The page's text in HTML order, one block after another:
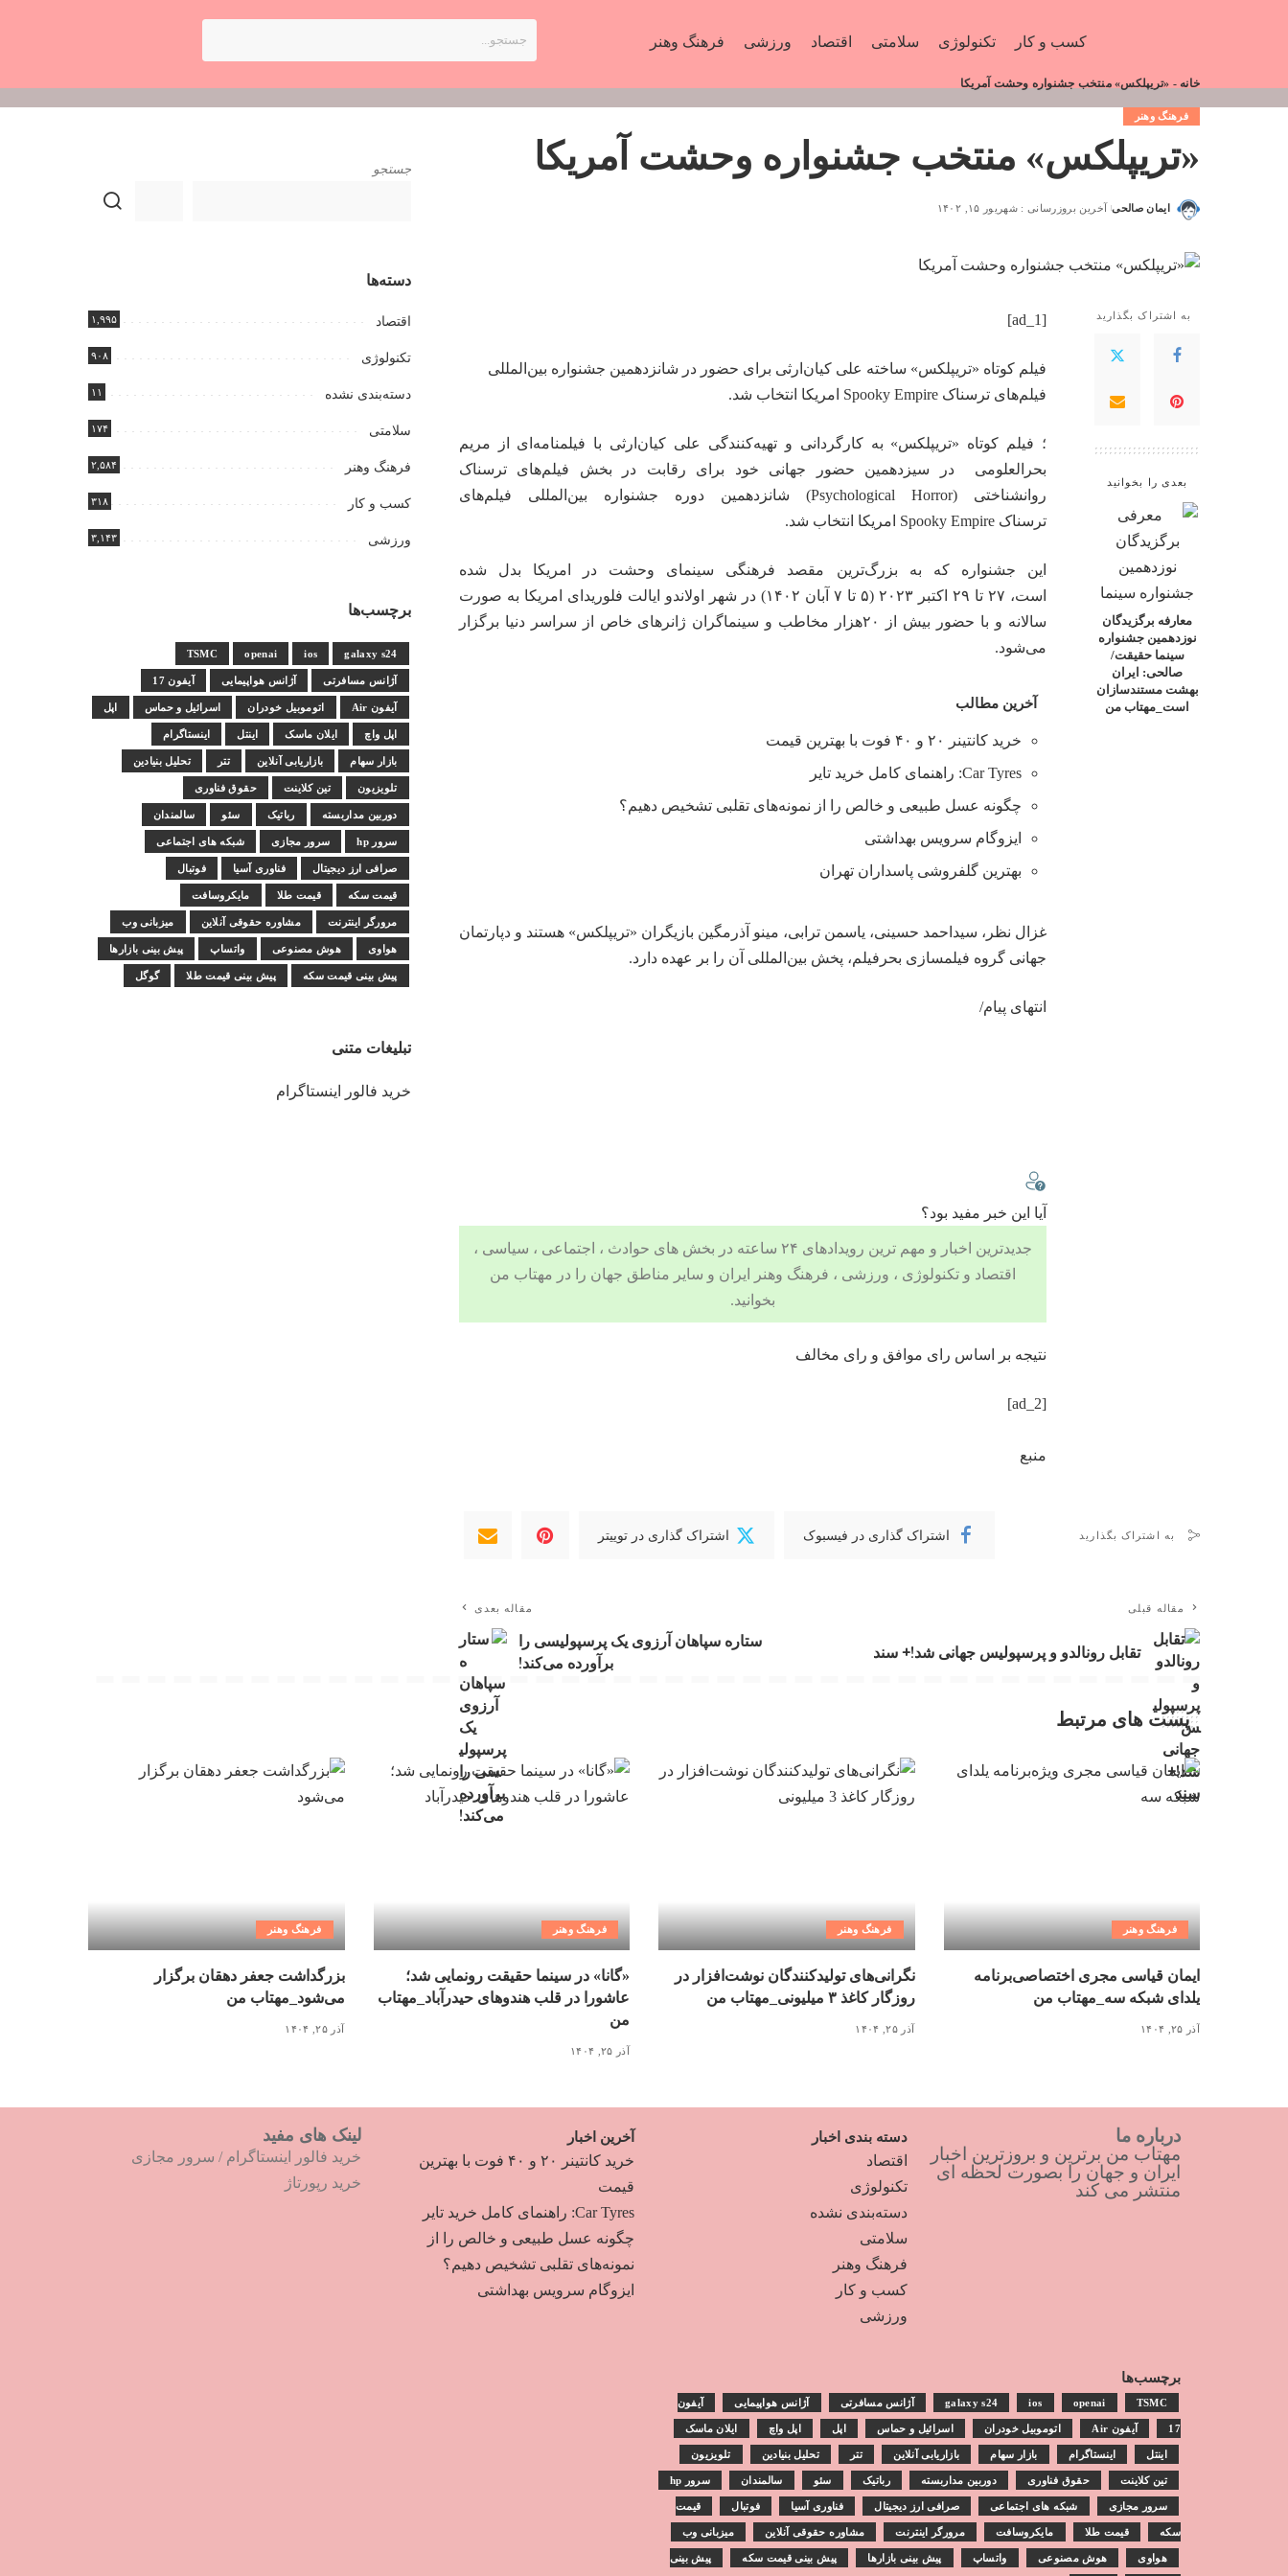
کسب و کار تکنولوژی سلامتی اقتصاد ورزشی فرهنگ وهنر
خانه - «تریپلکس» منتخب جشنواره وحشت آمریکا
فرهنگ وهنر
«تریپلکس» منتخب جشنواره وحشت آمریکا
ایمان صالحی آخرین بروزرسانی : شهریور ۱۵, ۱۴۰۲
به اشتراک بگذارید
بعدی را بخوانید
معارفه برگزیدگان
نوزدهمین جشنواره
سینما حقیقت/
صالحی: ایران
بهشت مستندسازان
است_مهتاب من
[ad_1]
فیلم کوتاه «تریپلکس» ساخته علی کیان‌ارثی برای حضور در شانزدهمین جشنواره بین‌المللی
فیلم‌های ترسناک Spooky Empire امریکا انتخاب شد.
؛ فیلم کوتاه «تریپلکس» به کارگردانی و تهیه‌کنندگی علی کیان‌ارثی با فیلمنامه‌ای از مریم
بحرالعلومی در سیزدهمین حضور جهانی خود برای رقابت در بخش فیلم‌های ترسناک
روانشناختی (Psychological Horror) شانزدهمین دوره جشنواره بین‌المللی فیلم‌های
ترسناک Spooky Empire امریکا انتخاب شد.
این جشنواره که به بزرگ‌ترین مقصد فرهنگی سینمای وحشت در امریکا بدل شده
است، ۲۷ تا ۲۹ اکتبر ۲۰۲۳ (۵ تا ۷ آبان ۱۴۰۲) در شهر اولاندو ایالت فلوریدای امریکا به صورت
سالانه و با حضور بیش از ۲۰هزار مخاطب و سینماگران ژانرهای خاص از سراسر دنیا برگزار
می‌شود.
آخرین مطالب
خرید کانتینر ۲۰ و ۴۰ فوت با بهترین قیمت
Car Tyres: راهنمای کامل خرید تایر
چگونه عسل طبیعی و خالص را از نمونه‌های تقلبی تشخیص دهیم؟
ایزوگام سرویس بهداشتی
بهترین گلفروشی پاسداران تهران
غزال نظر، سیداحمد حسینی، یاسمن ترابی، مینو آذرمگین بازیگران «تریپلکس» هستند و دپارتمان
جهانی گروه فیلمسازی بحرفیلم، پخش بین‌المللی آن را بر عهده دارد.
انتهای پیام/
آیا این خبر مفید بود؟
جدیدترین اخبار و مهم ترین رویدادهای ۲۴ ساعته در بخش های حوادث ، اجتماعی ، سیاسی ،
اقتصاد وتکنولوژی ، ورزشی ، فرهنگ وهنر ایران و سایر مناطق جهان را در مهتاب من
بخوانید.
نتیجه بر اساس رای موافق و رای مخالف
[ad_2]
منبع
به اشتراک بگذارید اشتراک گذاری در فیسبوک اشتراک گذاری در توییتر
مقاله قبلی
تقابل رونالدو و پرسپولیس جهانی شد!+ سند
مقاله بعدی
ستاره سپاهان آرزوی یک پرسپولیسی را
برآورده می‌کند!
جستجو
دسته‌ها
اقتصاد ۱,۹۹۵
تکنولوژی ۹۰۸
دسته‌بندی نشده ۱۱
سلامتی ۱۷۴
فرهنگ وهنر ۲,۵۸۴
کسب و کار ۳۱۸
ورزشی ۳,۱۴۳
برچسب‌ها
galaxy s24
ios
openai
TSMC
آژانس مسافرتی آژانس هواپیمایی آیفون 17
آیفون Air اتوموبیل خودران اسرائیل و حماس اپل
اپل واچ ایلان ماسک اینتل اینستاگرام
بازار سهام بازاریابی آنلاین تتر تحلیل بنیادین
تلویزیون تین کلاینت حقوق فناوری
دوربین مداربسته رباتیک سئو سالمندان
سرور hp سرور مجازی شبکه های اجتماعی
صرافی ارز دیجیتال فناوری آسیا فوتبال
قیمت سکه قیمت طلا مایکروسافت
مرورگر اینترنت مشاوره حقوقی آنلاین میزبانی وب
هواوی هوش مصنوعی واتساپ پیش بینی بازارها
پیش بینی قیمت سکه پیش بینی قیمت طلا گوگل
تبلیغات متنی
خرید فالور اینستاگرام
پست های مرتبط
فرهنگ وهنر
ایمان قیاسی مجری اختصاصی‌برنامه
یلدای شبکه سه_مهتاب من
آذر ۲۵, ۱۴۰۴
فرهنگ وهنر
نگرانی‌های تولیدکنندگان نوشت‌افزار در
روزگار کاغذ ۳ میلیونی_مهتاب من
آذر ۲۵, ۱۴۰۴
فرهنگ وهنر
«گانا» در سینما حقیقت رونمایی شد؛
عاشورا در قلب هندوهای حیدرآباد_مهتاب
من
آذر ۲۵, ۱۴۰۴
فرهنگ وهنر
بزرگداشت جعفر دهقان برگزار
می‌شود_مهتاب من
آذر ۲۵, ۱۴۰۴
درباره ما
مهتاب من برترین و بروزترین اخبار
ایران و جهان را بصورت لحظه ای
منتشر می کند
دسته بندی اخبار
اقتصاد
تکنولوژی
دسته‌بندی نشده
سلامتی
فرهنگ وهنر
کسب و کار
ورزشی
آخرین اخبار
خرید کانتینر ۲۰ و ۴۰ فوت با بهترین
قیمت
Car Tyres: راهنمای کامل خرید تایر
چگونه عسل طبیعی و خالص را از
نمونه‌های تقلبی تشخیص دهیم؟
ایزوگام سرویس بهداشتی
لینک های مفید
خرید فالور اینستاگرام / سرور مجازی
خرید رپورتاژ
برچسب‌ها
galaxy s24 ios openai TSMC آژانس مسافرتی آژانس هواپیمایی آیفون
17 آیفون Air اتوموبیل خودران اسرائیل و حماس اپل اپل واچ ایلان ماسک
اینتل اینستاگرام بازار سهام بازاریابی آنلاین تتر تحلیل بنیادین تلویزیون
تین کلاینت حقوق فناوری دوربین مداربسته رباتیک سئو سالمندان سرور hp
سرور مجازی شبکه های اجتماعی صرافی ارز دیجیتال فناوری آسیا فوتبال قیمت
سکه قیمت طلا مایکروسافت مرورگر اینترنت مشاوره حقوقی آنلاین میزبانی وب
هواوی هوش مصنوعی واتساپ پیش بینی بازارها پیش بینی قیمت سکه پیش بینی